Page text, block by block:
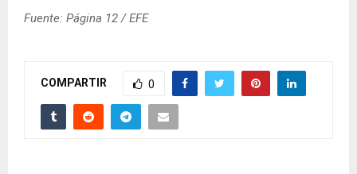
Fuente: Página 12 / EFE
COMPARTIR 0